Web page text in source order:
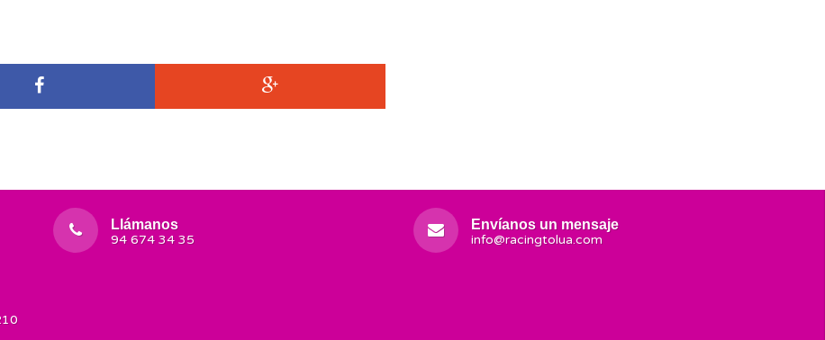
Llámanos
94 674 34 35
Envíanos un mensaje
info@racingtolua.com